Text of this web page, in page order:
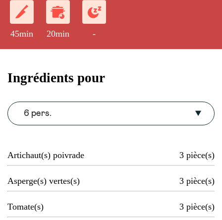
45min 20min -
Ingrédients pour
6 pers.
Artichaut(s) poivrade 3 pièce(s)
Asperge(s) vertes(s) 3 pièce(s)
Tomate(s) 3 pièce(s)